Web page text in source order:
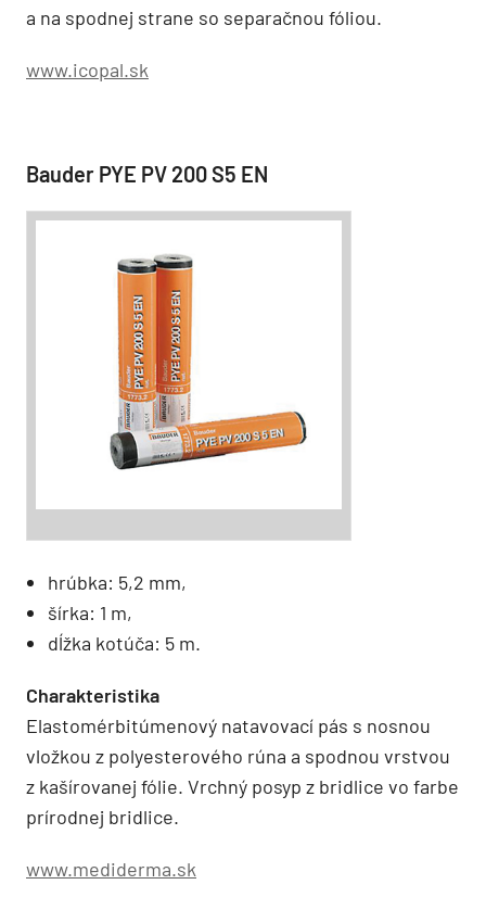
a na spodnej strane so separačnou fóliou.
www.icopal.sk
Bauder PYE PV 200 S5 EN
hrúbka: 5,2 mm,
šírka: 1 m,
dĺžka kotúča: 5 m.
Charakteristika
Elastomérbitúmenový natavovací pás s nosnou
vložkou z polyesterového rúna a spodnou vrstvou
z kašírovanej fólie. Vrchný posyp z bridlice vo farbe
prírodnej bridlice.
www.mediderma.sk